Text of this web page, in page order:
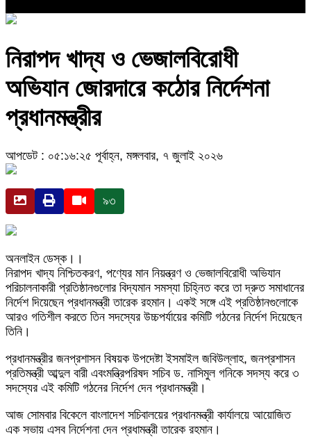
নিরাপদ খাদ্য ও ভেজালবিরোধী
অভিযান জোরদারে কঠোর নির্দেশনা
প্রধানমন্ত্রীর
আপডেট : ০৫:১৬:২৫ পূর্বাহ্ন, মঙ্গলবার, ৭ জুলাই ২০২৬
৯৩
অনলাইন ডেস্ক।।
নিরাপদ খাদ্য নিশ্চিতকরণ, পণ্যের মান নিয়ন্ত্রণ ও ভেজালবিরোধী অভিযান
পরিচালনাকারী প্রতিষ্ঠানগুলোর বিদ্যমান সমস্যা চিহ্নিত করে তা দ্রুত সমাধানের
নির্দেশ দিয়েছেন প্রধানমন্ত্রী তারেক রহমান। একই সঙ্গে এই প্রতিষ্ঠানগুলোকে
আরও গতিশীল করতে তিন সদস্যের উচ্চপর্যায়ের কমিটি গঠনের নির্দেশ দিয়েছেন
তিনি।
প্রধানমন্ত্রীর জনপ্রশাসন বিষয়ক উপদেষ্টা ইসমাইল জবিউল্লাহ, জনপ্রশাসন
প্রতিমন্ত্রী আব্দুল বারী এবংমন্ত্রিপরিষদ সচিব ড. নাসিমুল গনিকে সদস্য করে ৩
সদস্যের এই কমিটি গঠনের নির্দেশ দেন প্রধানমন্ত্রী।
আজ সোমবার বিকেলে বাংলাদেশ সচিবালয়ের প্রধানমন্ত্রী কার্যালয়ে আয়োজিত
এক সভায় এসব নির্দেশনা দেন প্রধামন্ত্রী তারেক রহমান।